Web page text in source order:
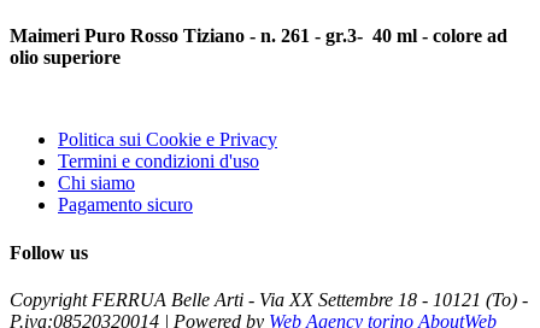
Maimeri Puro Rosso Tiziano - n. 261 - gr.3- 40 ml - colore ad
olio superiore
Politica sui Cookie e Privacy
Termini e condizioni d'uso
Chi siamo
Pagamento sicuro
Follow us
Copyright FERRUA Belle Arti - Via XX Settembre 18 - 10121 (To) -
P.iva:08520320014 | Powered by Web Agency torino AboutWeb